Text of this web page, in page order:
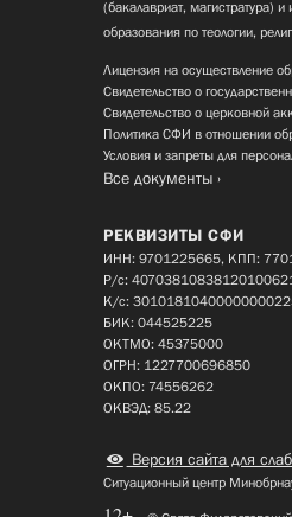
(бакалавриат, магистратура)
образования по теологии,
Лицензия на осуществление
Свидетельство о
Свидетельство о церковной
Политика СФИ в отношении
Условия и запреты для
Все документы
РЕКВИЗИТЫ СФИ
ИНН: 9701225665, КПП:
Р/с:
К/с:
БИК: 044525225
ОКТМО: 45375000
ОГРН: 1227700696850
ОКПО: 74556262
ОКВЭД: 85.22
Версия сайта для
Ситуационный центр